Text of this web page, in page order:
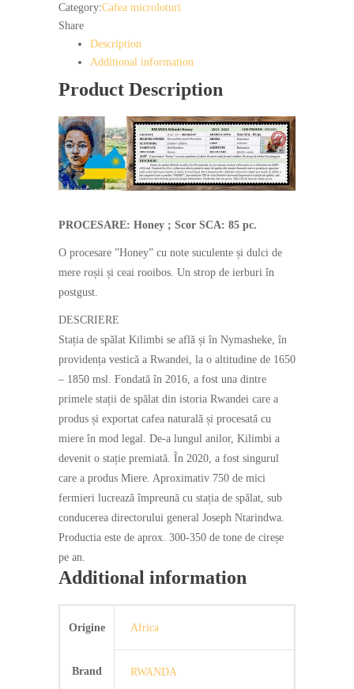
Category:Cafea microloturi
Share
Description
Additional information
Product Description
PROCESARE: Honey ; Scor SCA: 85 pc.
O procesare ”Honey” cu note suculente și dulci de
mere roșii și ceai rooibos. Un strop de ierburi în
postgust.
DESCRIERE
Stația de spălat Kilimbi se află și în Nymasheke, în
providența vestică a Rwandei, la o altitudine de 1650
– 1850 msl. Fondată în 2016, a fost una dintre
primele stații de spălat din istoria Rwandei care a
produs și exportat cafea naturală și procesată cu
miere în mod legal. De-a lungul anilor, Kilimbi a
devenit o stație premiată. În 2020, a fost singurul
care a produs Miere. Aproximativ 750 de mici
fermieri lucrează împreună cu stația de spălat, sub
conducerea directorului general Joseph Ntarindwa.
Productia este de aprox. 300-350 de tone de cireșe
pe an.
Additional information
Origine Africa
Brand RWANDA